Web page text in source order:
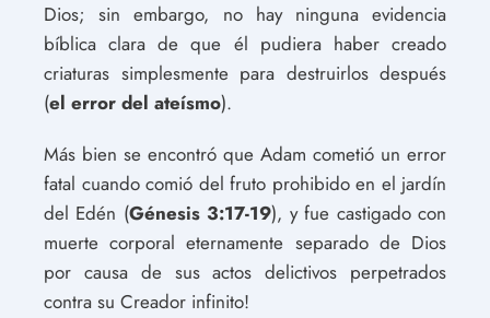
Dios; sin embargo, no hay ninguna evidencia
bíblica clara de que él pudiera haber creado
criaturas simplesmente para destruirlos después
(el error del ateísmo).
Más bien se encontró que Adam cometió un error
fatal cuando comió del fruto prohibido en el jardín
del Edén (Génesis 3:17-19), y fue castigado con
muerte corporal eternamente separado de Dios
por causa de sus actos delictivos perpetrados
contra su Creador infinito!